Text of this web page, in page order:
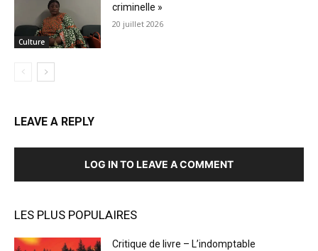
Culture
criminelle »
20 juillet 2026
LEAVE A REPLY
LOG IN TO LEAVE A COMMENT
LES PLUS POPULAIRES
Critique de livre – L’indomptable